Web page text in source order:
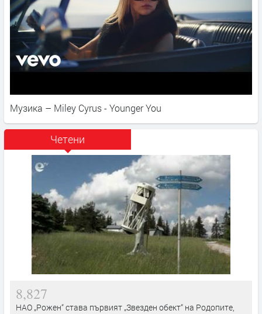
Музика – Miley Cyrus - Younger You
Четени
8,827
НАО „Рожен“ става първият „Звезден обект“ на Родопите,